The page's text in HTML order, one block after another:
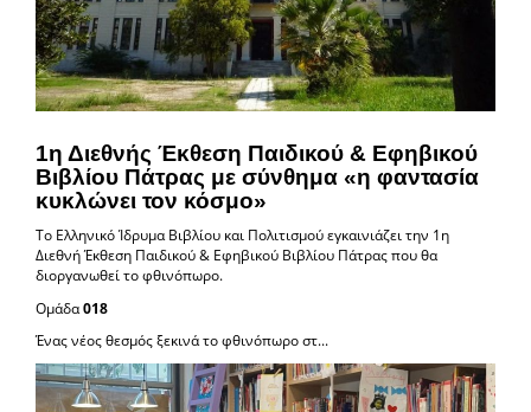
1η Διεθνής Έκθεση Παιδικού & Εφηβικού
Βιβλίου Πάτρας με σύνθημα «η φαντασία
κυκλώνει τον κόσμο»
Το Ελληνικό Ίδρυμα Βιβλίου και Πολιτισμού εγκαινιάζει την 1η
Διεθνή Έκθεση Παιδικού & Εφηβικού Βιβλίου Πάτρας που θα
διοργανωθεί το φθινόπωρο.
Ομάδα018
Ένας νέος θεσμός ξεκινά το φθινόπωρο στ...